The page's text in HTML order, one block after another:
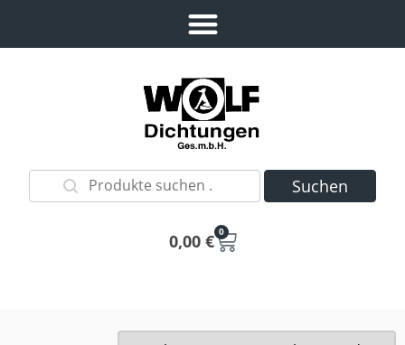
Suchen
0,00 € 0